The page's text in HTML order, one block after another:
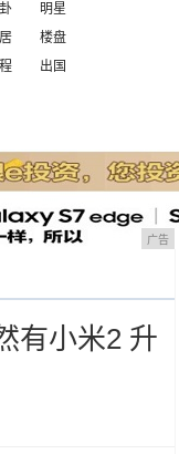
明星
楼盘
出国
广告
有小米2 升